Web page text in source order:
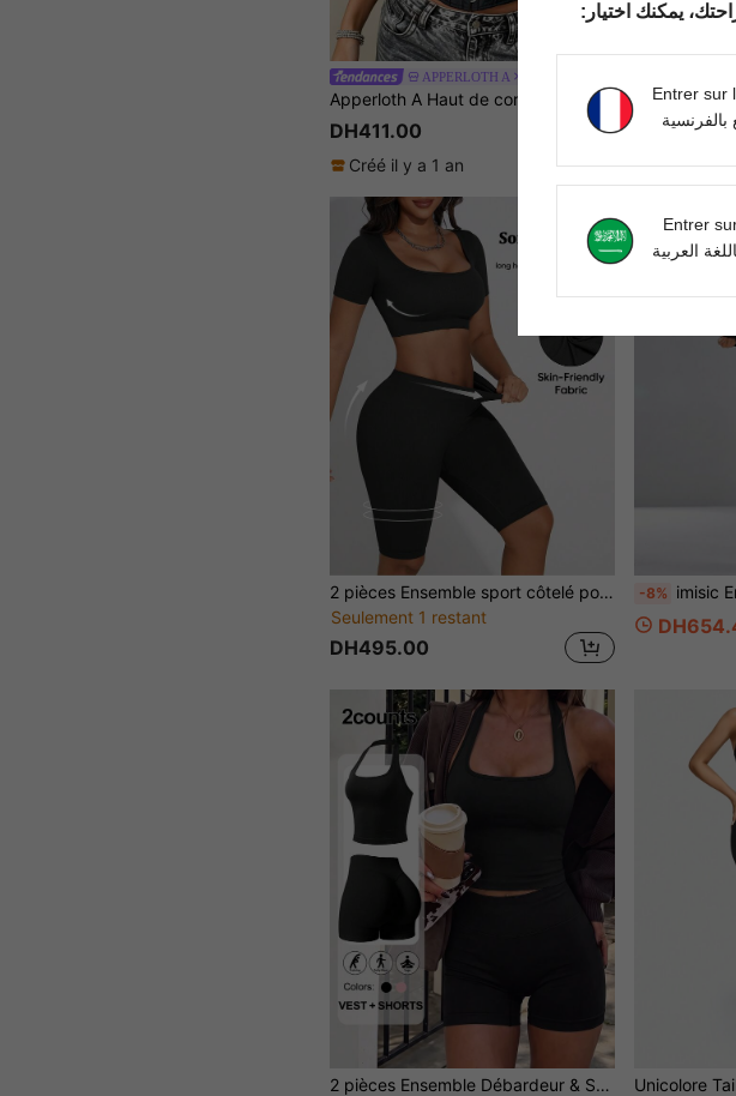
APPERLOTH A
Apperloth A Haut de corset à oeillets à lacer dans le dos et à boucle à l'avant, avec string, convient pour être porté avec une robe, pour Halloween
DH411.00
Créé il y a 1 an
DH383.00
2 pièces Ensemble sport côtelé pour femmes, Top à encolure carrée assorti avec short taille haute, tenue de sport décontractée
Seulement 1 restant
DH495.00
-8% imisic Ensemble de vêtements d'intérieur 2 pièces
2 pièces Ensemble Débardeur & Short, Modelage de la Taille & Levage des Fesses, Convient pour le Yoga, l'Extérieur, la Salle de Sport
Unicolore
يمكنك اختيار:
Entrer sur
بالفرنسية
Entrer
العربية